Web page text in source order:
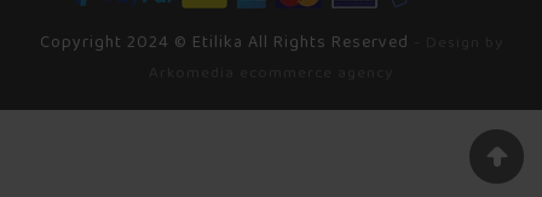
Copyright 2024 © Etilika All Rights Reserved